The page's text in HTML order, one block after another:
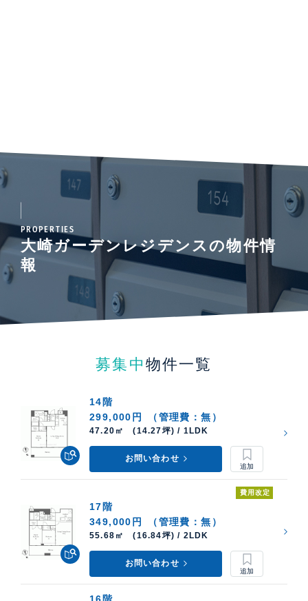
PROPERTIES
大崎ガーデンレジデンスの物件情
報
募集中 物件一覧
14階
299,000円
（管理費：無）
47.20㎡ (14.27坪) / 1LDK
お問い合わせ
費用改定
17階
349,000円
（管理費：無）
55.68㎡ (16.84坪) / 2LDK
お問い合わせ